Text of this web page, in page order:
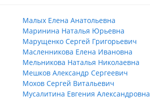
Малых Елена Анатольевна
Маринина Наталья Юрьевна
Марущенко Сергей Григорьевич
Масленникова Елена Ивановна
Мельникова Наталья Николаевна
Мешков Александр Сергеевич
Мохов Сергей Витальевич
Мусалитина Евгения Александровна